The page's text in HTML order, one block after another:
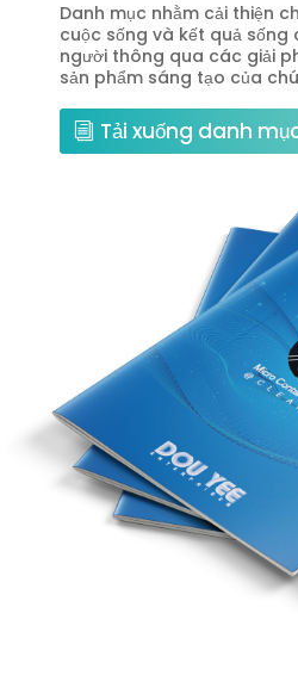
Danh mục nhằm cải thiện
cuộc sống và kết quả sống
người thông qua các giải
sản phẩm sáng tạo của
Tải xuống danh